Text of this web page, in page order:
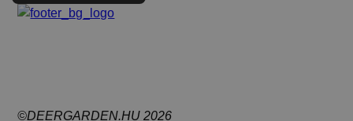
©DEERGARDEN.HU 2026